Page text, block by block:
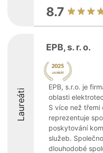
8.7
Laureáti
EPB, s. r. o.
EPB, s.r.o. je
oblasti
S více než třemi
reprezentuje
poskytování
služeb.
dlouhodobé